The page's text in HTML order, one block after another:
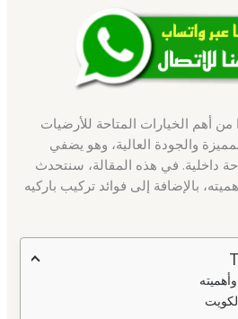
من أهم الخيارات المتاحة للأرضيات
والجودة العالية، وهو يضفي
داخلية. في هذه المقالة، سنتحدث
بالإضافة إلى فوائد تركيب باركيه